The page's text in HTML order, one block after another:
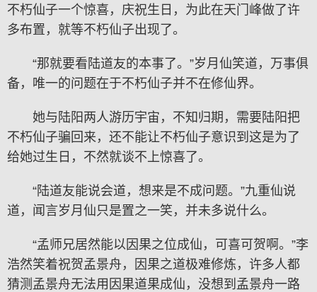
不朽仙子一个惊喜，庆祝生日，为此在天门峰做了许
多布置，就等不朽仙子出现了。
“那就要看陆道友的本事了。”岁月仙笑道，万事俱
备，唯一的问题在于不朽仙子并不在修仙界。
她与陆阳两人游历宇宙，不知归期，需要陆阳把
不朽仙子骗回来，还不能让不朽仙子意识到这是为了
给她过生日，不然就谈不上惊喜了。
“陆道友能说会道，想来是不成问题。”九重仙说
道，闻言岁月仙只是置之一笑，并未多说什么。
“孟师兄居然能以因果之位成仙，可喜可贺啊。”李
浩然笑着祝贺孟景舟，因果之道极难修炼，许多人都
猜测孟景舟无法用因果道果成仙，没想到孟景舟一路